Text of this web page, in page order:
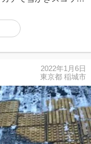
2022年1月6日
東京都 稲城市